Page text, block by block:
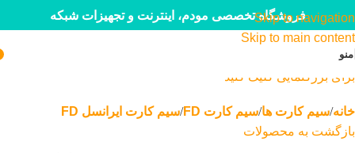
Skip to navigation
Skip to main content
فروشگاه تخصصی مودم، اینترنت و تجهیزات شبکه
منو
برای بزرگنمایی کلیک کنید
خانه سیم کارت ها سیم کارت FD
سیم کارت ایرانسل FD
بازگشت به محصولات